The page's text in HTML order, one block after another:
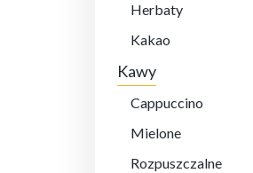
Herbaty
Kakao
Kawy
Cappuccino
Mielone
Rozpuszczalne